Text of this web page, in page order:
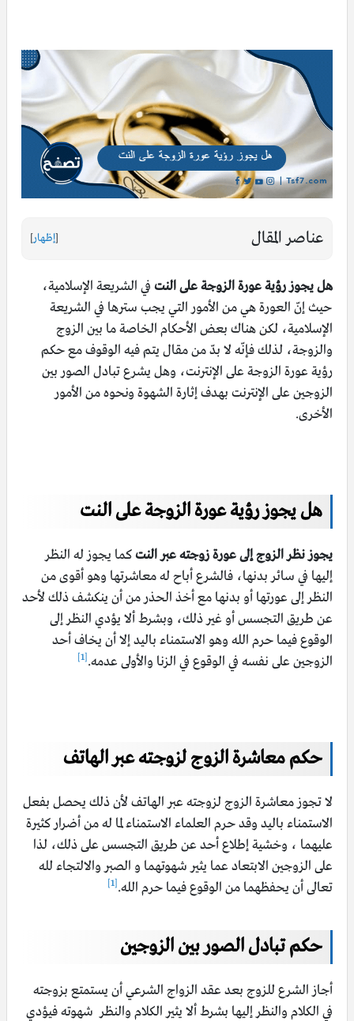
عناصر المقال [إظهار]
هل يجوز رؤية عورة الزوجة على النت في الشريعة الإسلامية،
حيث إنّ العورة هي من الأمور التي يجب سترها في الشريعة
الإسلامية، لكن هناك بعض الأحكام الخاصة ما بين الزوج
والزوجة، لذلك فإنّه لا بدّ من مقال يتم فيه الوقوف مع حكم
رؤية عورة الزوجة على الإنترنت، وهل يشرع تبادل الصور بين
الزوجين على الإنترنت بهدف إثارة الشهوة ونحوه من الأمور
الأخرى.
هل يجوز رؤية عورة الزوجة على النت
يجوز نظر الزوج إلى عورة زوجته عبر النتكما يجوز له النظر
إليها في سائر بدنها، فالشرع أباح له معاشرتها وهو أقوى من
النظر إلى عورتها أو بدنها مع أخذ الحذر من أن ينكشف ذلك لأحد
عن طريق التجسس أو غير ذلك، وبشرط ألا يؤدي النظر إلى
الوقوع فيما حرم الله وهو الاستمناء باليد إلا أن يخاف أحد
الزوجين على نفسه في الوقوع في الزنا والأولى عدمه.[1]
حكم معاشرة الزوج لزوجته عبر الهاتف
لا تجوز معاشرة الزوج لزوجته عبر الهاتف لأن ذلك يحصل بفعل
الاستمناء باليد وقد حرم العلماء الاستمناء لما له من أضرار كثيرة
عليهما ، وخشية إطلاع أحد عن طريق التجسس على ذلك، لذا
على الزوجين الابتعاد عما يثير شهوتهما و الصبر والالتجاء لله
تعالى أن يحفظهما من الوقوع فيما حرم الله.[1]
حكم تبادل الصور بين الزوجين
أجاز الشرع للزوج بعد عقد الزواج الشرعي أن يستمتع بزوجته
في الكلام والنظر إليها بشرط ألا يثير الكلام والنظر شهوته فيؤدي